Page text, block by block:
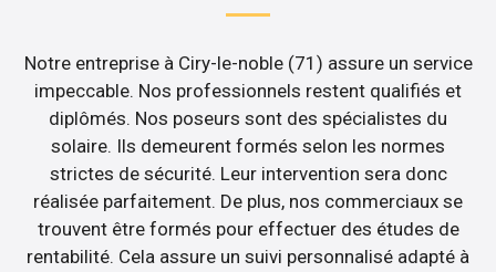
Notre entreprise à Ciry-le-noble (71) assure un service
impeccable. Nos professionnels restent qualifiés et
diplômés. Nos poseurs sont des spécialistes du
solaire. Ils demeurent formés selon les normes
strictes de sécurité. Leur intervention sera donc
réalisée parfaitement. De plus, nos commerciaux se
trouvent être formés pour effectuer des études de
rentabilité. Cela assure un suivi personnalisé adapté à